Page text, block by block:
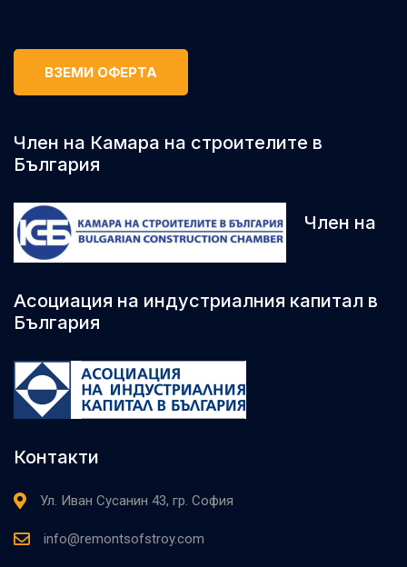
ВЗЕМИ ОФЕРТА
Член на Камара на строителите в
България
Член на
Асоциация на индустриалния капитал в
България
Контакти
Ул. Иван Сусанин 43, гр. София
info@remontsofstroy.com